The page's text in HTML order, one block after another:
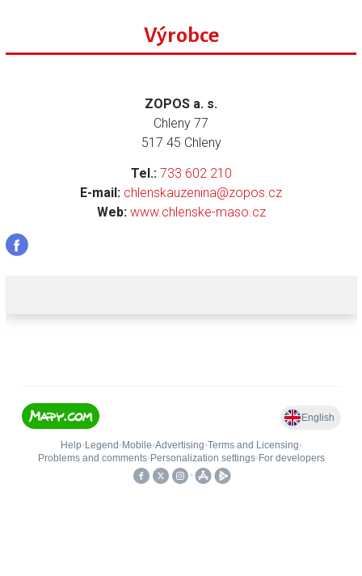
Výrobce
ZOPOS a. s.
Chleny 77
517 45 Chleny
Tel.: 733 602 210
E-mail: chlenskauzenina@zopos.cz
Web: www.chlenske-maso.cz